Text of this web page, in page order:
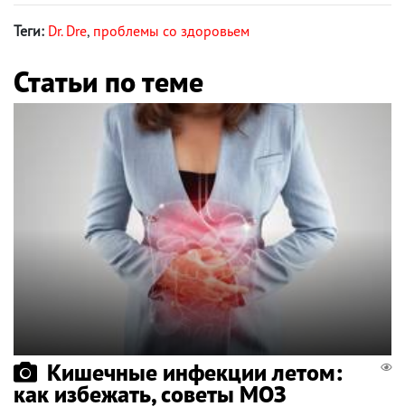
Теги: Dr. Dre, проблемы со здоровьем
Статьи по теме
Кишечные инфекции летом:
как избежать, советы МОЗ